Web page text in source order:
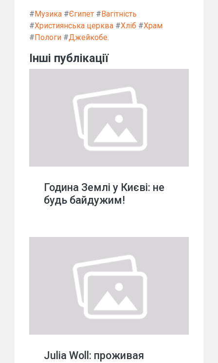
#Музика #Єгипет #Вагітність
#Християнська церква #Хліб #Храм
#Пологи #Джейкобе.
Інші публікації
Година Землі у Києві: не
будь байдужим!
Julia Woll: проживая